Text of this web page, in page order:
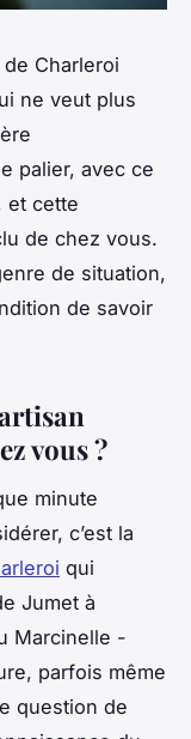
Charleroi
ne veut plus
palier, avec ce
et cette
de chez vous.
de situation,
de savoir
vous ?
minute
c’est la
qui
Jumet à
Marcinelle -
parfois même
question de